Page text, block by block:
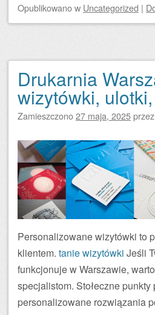
Opublikowanow Uncategorized |
Drukarnia
wizytówki,
Zamieszczono27 maja, 2025przez
Personalizowane wizytówki to
klientem. tanie wizytówki Jeśli
funkcjonuje w Warszawie,
specjalistom. Stołeczne
personalizowane rozwiązania